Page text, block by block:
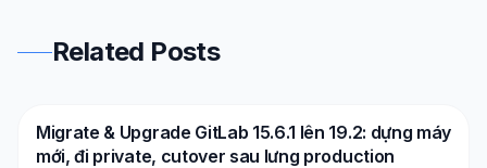
Related Posts
DevOps AWS
Migrate & Upgrade GitLab 15.6.1 lên 19.2: dựng máy
mới, đi private, cutover sau lưng production